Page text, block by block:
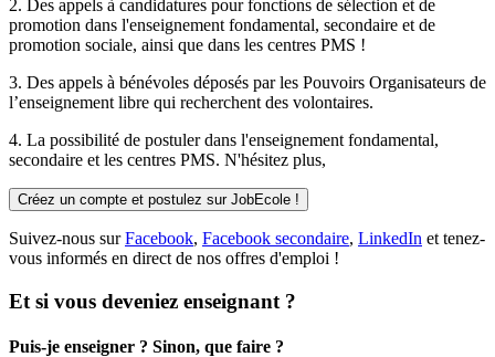
2. Des appels à candidatures pour fonctions de sélection et de
promotion dans l'enseignement fondamental, secondaire et de
promotion sociale, ainsi que dans les centres PMS !
3. Des appels à bénévoles déposés par les Pouvoirs Organisateurs de
l’enseignement libre qui recherchent des volontaires.
4. La possibilité de postulerdans l'enseignement fondamental,
secondaire et les centres PMS. N'hésitez plus,
Créez un compte et postulez sur JobEcole !
Suivez-nous surFacebook, Facebook secondaire, LinkedIn et tenez-
vous informés en direct de nos offres d'emploi !
Et si vous deveniez enseignant ?
Puis-je enseigner ? Sinon, que faire ?